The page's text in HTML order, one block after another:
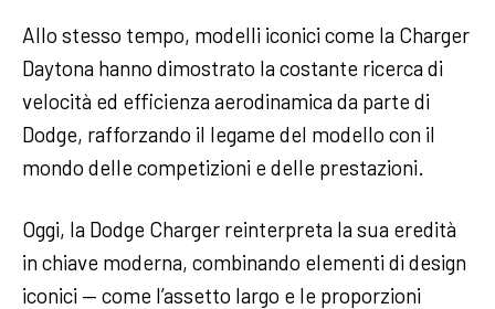
Allo stesso tempo, modelli iconici come la Charger
Daytona hanno dimostrato la costante ricerca di
velocità ed efficienza aerodinamica da parte di
Dodge, rafforzando il legame del modello con il
mondo delle competizioni e delle prestazioni.
Oggi, la Dodge Charger reinterpreta la sua eredità
in chiave moderna, combinando elementi di design
iconici — come l’assetto largo e le proporzioni